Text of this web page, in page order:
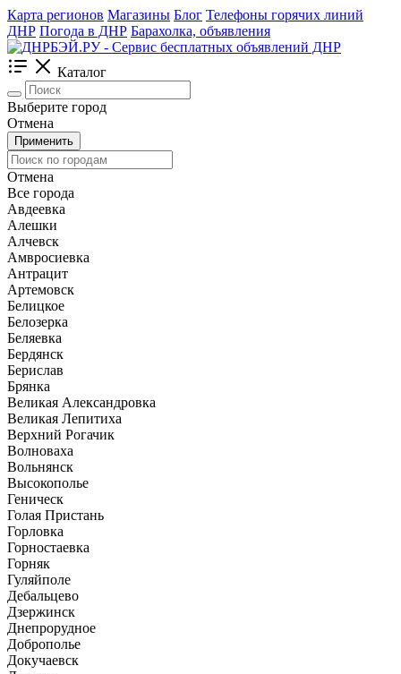
Карта регионов Магазины Блог Телефоны горячих линий
ДНР Погода в ДНР Барахолка, объявления
Каталог
Выберите город
Отмена
Применить
Отмена
Все города
Авдеевка
Алешки
Алчевск
Амвросиевка
Антрацит
Артемовск
Белицкое
Белозерка
Беляевка
Бердянск
Берислав
Брянка
Великая Александровка
Великая Лепитиха
Верхний Рогачик
Волноваха
Вольнянск
Высокополье
Геническ
Голая Пристань
Горловка
Горностаевка
Горняк
Гуляйполе
Дебальцево
Дзержинск
Днепрорудное
Доброполье
Докучаевск